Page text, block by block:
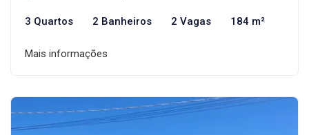
3 Quartos 2 Banheiros 2 Vagas 184 m²
Mais informações